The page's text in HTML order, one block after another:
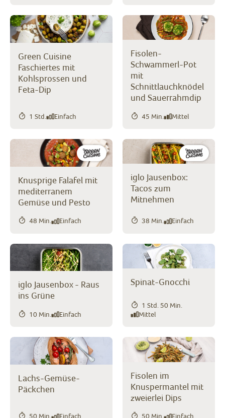
Green Cuisine
Faschiertes mit
Kohlsprossen und
Feta-Dip
1 Std. Einfach
Fisolen-
Schwammerl-Pot
mit
Schnittlauchknödel
und Sauerrahmdip
45 Min. Mittel
Knusprige Falafel mit
mediterranem
Gemüse und Pesto
48 Min. Einfach
iglo Jausenbox:
Tacos zum
Mitnehmen
38 Min. Einfach
iglo Jausenbox - Raus
ins Grüne
10 Min. Einfach
Spinat-Gnocchi
1 Std. 50 Min.
Mittel
Lachs-Gemüse-
Päckchen
50 Min. Einfach
Fisolen im
Knuspermantel mit
zweierlei Dips
50 Min. Einfach